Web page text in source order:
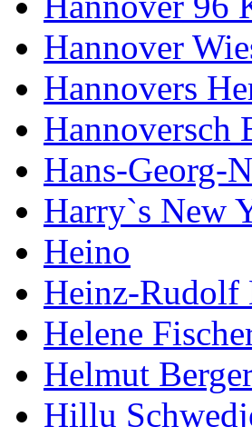
Hannover
Hannovers
Hannoversch
Hans-Georg-
Harry`s New
Heino
Heinz-Rudolf
Helene
Helmut
Hillu